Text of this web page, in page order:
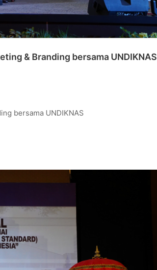
& Branding bersama UNDIKNAS
bersama UNDIKNAS